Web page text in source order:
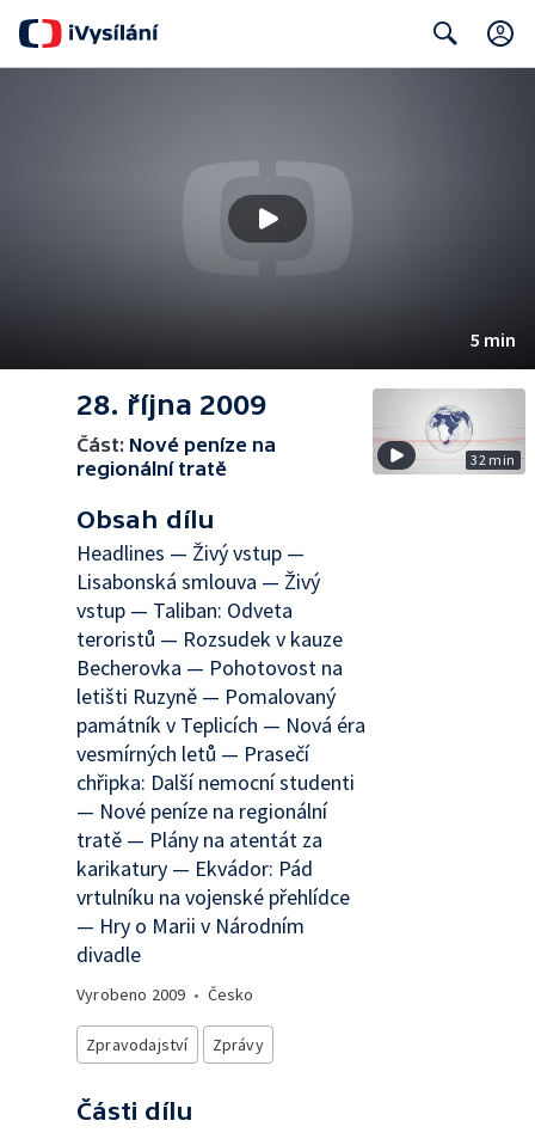
5 min
28. října 2009
Část: Nové peníze na
regionální tratě
Obsah dílu
Headlines — Živý vstup —
Lisabonská smlouva — Živý
vstup — Taliban: Odveta
teroristů — Rozsudek v kauze
Becherovka — Pohotovost na
letišti Ruzyně — Pomalovaný
památník v Teplicích — Nová éra
vesmírných letů — Prasečí
chřipka: Další nemocní studenti
— Nové peníze na regionální
tratě — Plány na atentát za
karikatury — Ekvádor: Pád
vrtulníku na vojenské přehlídce
— Hry o Marii v Národním
divadle
Vyrobeno 2009 • Česko
Zpravodajství Zprávy
Části dílu
32 min